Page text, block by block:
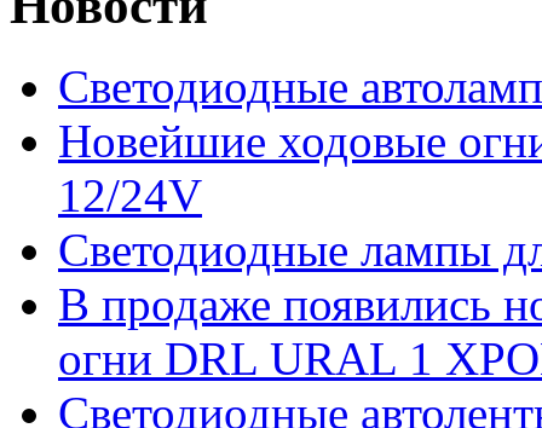
Светодиодные
Новейшие ходовые
12/24V
Светодиодные лампы
В продаже появились
огни DRL URAL 1
Светодиодные